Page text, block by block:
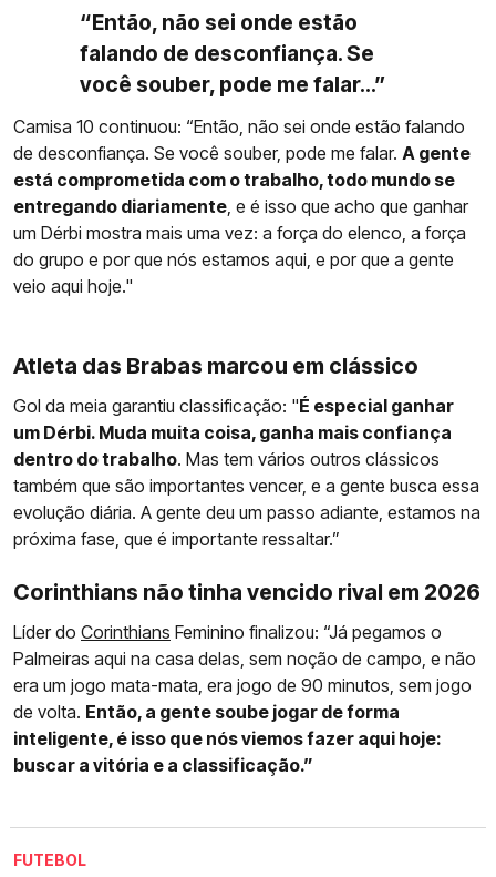
“Então, não sei onde estão
falando de desconfiança. Se
você souber, pode me falar...”
Camisa 10 continuou: “Então, não sei onde estão falando
de desconfiança. Se você souber, pode me falar. A gente
está comprometida com o trabalho, todo mundo se
entregando diariamente, e é isso que acho que ganhar
um Dérbi mostra mais uma vez: a força do elenco, a força
do grupo e por que nós estamos aqui, e por que a gente
veio aqui hoje."
Atleta das Brabas marcou em clássico
Gol da meia garantiu classificação: "É especial ganhar
um Dérbi. Muda muita coisa, ganha mais confiança
dentro do trabalho. Mas tem vários outros clássicos
também que são importantes vencer, e a gente busca essa
evolução diária. A gente deu um passo adiante, estamos na
próxima fase, que é importante ressaltar.”
Corinthians não tinha vencido rival em 2026
Líder do Corinthians Feminino finalizou: “Já pegamos o
Palmeiras aqui na casa delas, sem noção de campo, e não
era um jogo mata-mata, era jogo de 90 minutos, sem jogo
de volta. Então, a gente soube jogar de forma
inteligente, é isso que nós viemos fazer aqui hoje:
buscar a vitória e a classificação.”
FUTEBOL